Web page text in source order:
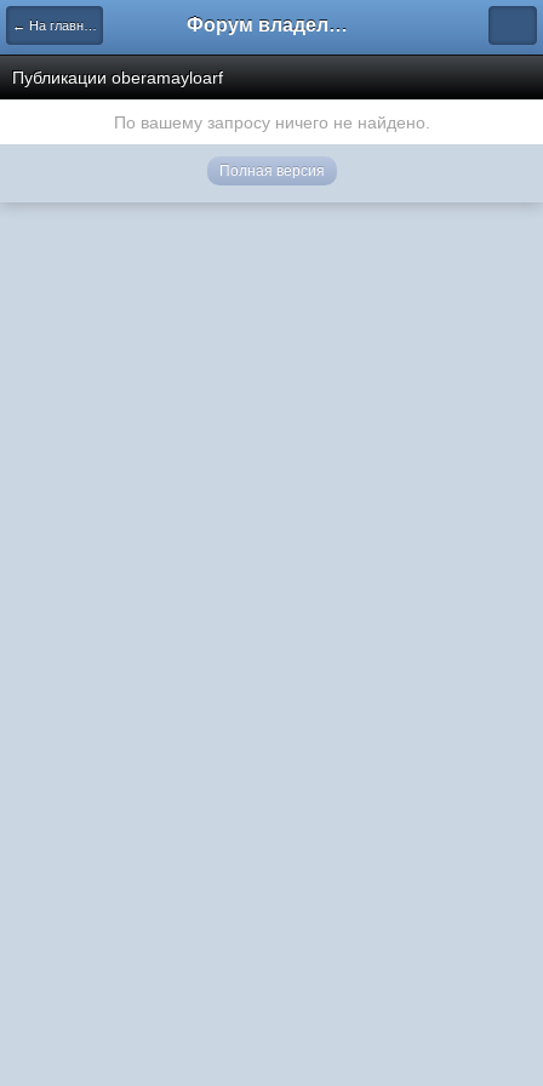
← На главную Форум владельцев интернет-магазинов
Публикации oberamayloarf
По вашему запросу ничего не найдено.
Полная версия